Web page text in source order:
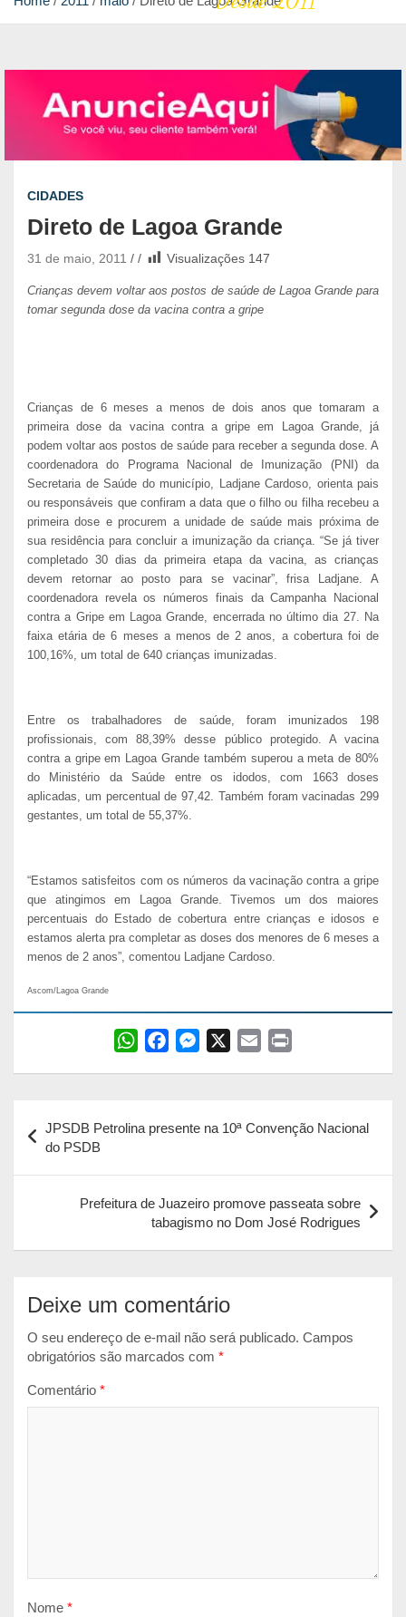
CIDADES
Direto de Lagoa Grande
31 de maio, 2011 Visualizações 147
Crianças devem voltar aos postos de saúde de Lagoa Grande para
tomar segunda dose da vacina contra a gripe
Crianças de 6 meses a menos de dois anos que tomaram a
primeira dose da vacina contra a gripe em Lagoa Grande, já
podem voltar aos postos de saúde para receber a segunda dose. A
coordenadora do Programa Nacional de Imunização (PNI) da
Secretaria de Saúde do município, Ladjane Cardoso, orienta pais
ou responsáveis que confiram a data que o filho ou filha recebeu a
primeira dose e procurem a unidade de saúde mais próxima de
sua residência para concluir a imunização da criança. “Se já tiver
completado 30 dias da primeira etapa da vacina, as crianças
devem retornar ao posto para se vacinar”, frisa Ladjane. A
coordenadora revela os números finais da Campanha Nacional
contra a Gripe em Lagoa Grande, encerrada no último dia 27. Na
faixa etária de 6 meses a menos de 2 anos, a cobertura foi de
100,16%, um total de 640 crianças imunizadas.
Entre os trabalhadores de saúde, foram imunizados 198
profissionais, com 88,39% desse público protegido. A vacina
contra a gripe em Lagoa Grande também superou a meta de 80%
do Ministério da Saúde entre os idodos, com 1663 doses
aplicadas, um percentual de 97,42. Também foram vacinadas 299
gestantes, um total de 55,37%.
“Estamos satisfeitos com os números da vacinação contra a gripe
que atingimos em Lagoa Grande. Tivemos um dos maiores
percentuais do Estado de cobertura entre crianças e idosos e
estamos alerta pra completar as doses dos menores de 6 meses a
menos de 2 anos”, comentou Ladjane Cardoso.
Ascom/Lagoa Grande
W
s
p
b
k
e
e
r
l
t
de
Post
JPSDB Petrolina presente na 10ª Convenção Nacional
do PSDB
Prefeitura de Juazeiro promove passeata sobre
tabagismo no Dom José Rodrigues
Deixe um comentário
O seu endereço de e-mail não será publicado. Campos
obrigatórios são marcados com *
Comentário *
Nome *